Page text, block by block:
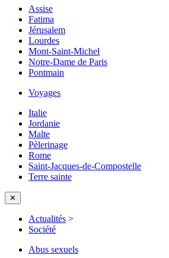
Assise
Fatima
Jérusalem
Lourdes
Mont-Saint-Michel
Notre-Dame de Paris
Pontmain
Voyages
Italie
Jordanie
Malte
Pèlerinage
Rome
Saint-Jacques-de-Compostelle
Terre sainte
✕
Actualités >
Société
Abus sexuels